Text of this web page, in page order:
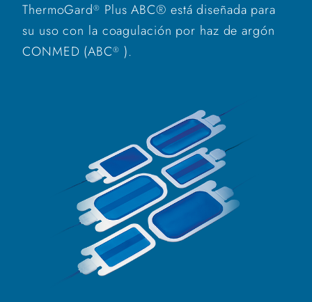
ThermoGard® Plus ABC® está diseñada para
su uso con la coagulación por haz de argón
CONMED (ABC® ).